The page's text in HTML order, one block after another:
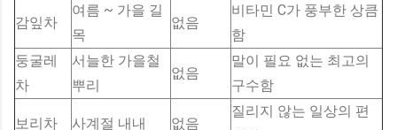
감잎차
여름 ~ 가을 길
목
없음
비타민 C가 풍부한 상큼
함
둥굴레
차
서늘한 가을철
뿌리
없음
말이 필요 없는 최고의
구수함
보리차 사계절 내내 없음
질리지 않는 일상의 편